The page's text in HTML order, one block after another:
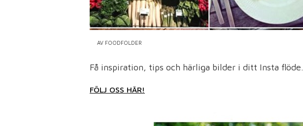
AV FOODFOLDER
Få inspiration, tips och härliga bilder i ditt Insta flöde.
FÖLJ OSS HÄR!